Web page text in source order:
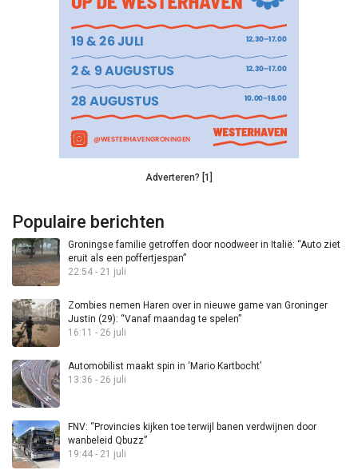
Adverteren? [1]
Populaire berichten
Groningse familie getroffen door noodweer in Italië: “Auto ziet
eruit als een poffertjespan”
22:54 - 21 juli
Zombies nemen Haren over in nieuwe game van Groninger
Justin (29): “Vanaf maandag te spelen”
16:11 - 26 juli
Automobilist maakt spin in ‘Mario Kartbocht’
13:36 - 26 juli
FNV: “Provincies kijken toe terwijl banen verdwijnen door
wanbeleid Qbuzz”
19:44 - 21 juli